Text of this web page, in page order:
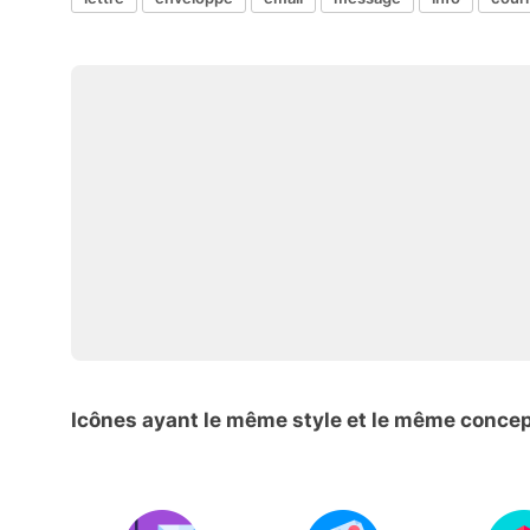
Icônes ayant le même style et le même